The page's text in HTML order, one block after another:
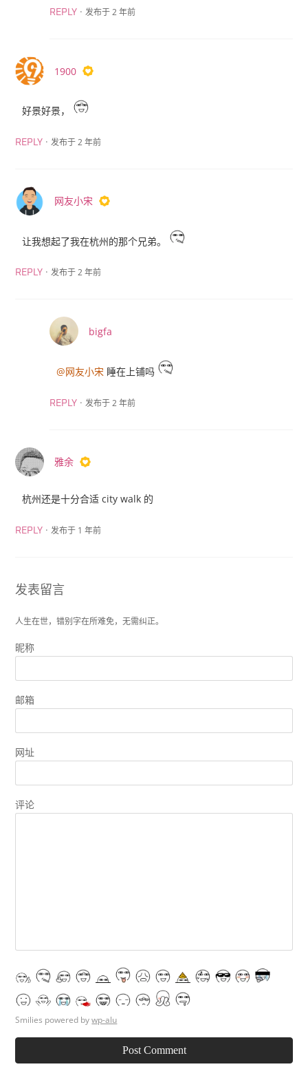
REPLY ·发布于 2 年前
1900
好景好景，
REPLY ·发布于 2 年前
网友小宋
让我想起了我在杭州的那个兄弟。
REPLY ·发布于 2 年前
bigfa
@网友小宋 睡在上铺吗
REPLY ·发布于 2 年前
雅余
杭州还是十分合适 city walk 的
REPLY ·发布于 1 年前
发表留言
人生在世，错别字在所难免，无需纠正。
昵称
邮箱
网址
评论
Smilies powered bywp-alu
Post Comment